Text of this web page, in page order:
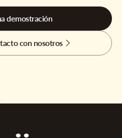
demostración
con nosotros